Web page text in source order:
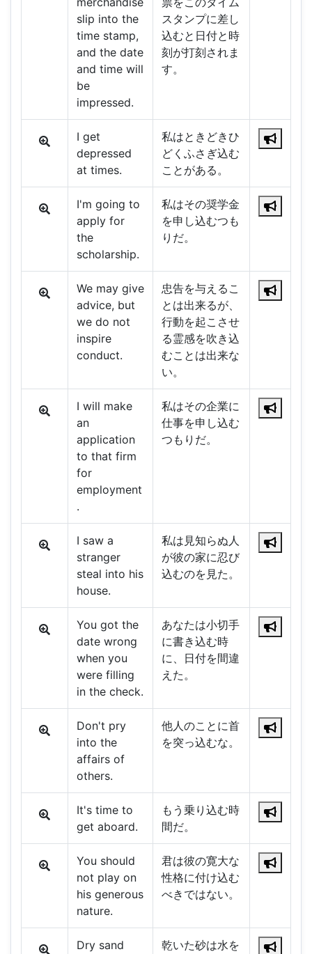
slip into the
time stamp,
and the date
and time will
be
impressed.
スタンプに差し
込むと日付と時
刻が打刻されま
す。
I get
depressed
at times.
私はときどきひ
どくふさぎ込む
ことがある。
I'm going to
apply for
the
scholarship.
私はその奨学金
を申し込むつも
りだ。
We may give
advice, but
we do not
inspire
conduct.
忠告を与えるこ
とは出来るが、
行動を起こさせ
る霊感を吹き込
むことは出来な
い。
I will make
an
application
to that firm
for
employment
.
私はその企業に
仕事を申し込む
つもりだ。
I saw a
stranger
steal into his
house.
私は見知らぬ人
が彼の家に忍び
込むのを見た。
You got the
date wrong
when you
were filling
in the check.
あなたは小切手
に書き込む時
に、日付を間違
えた。
Don't pry
into the
affairs of
others.
他人のことに首
を突っ込むな。
It's time to
get aboard.
もう乗り込む時
間だ。
You should
not play on
his generous
nature.
君は彼の寛大な
性格に付け込む
べきではない。
Dry sand
乾いた砂は水を